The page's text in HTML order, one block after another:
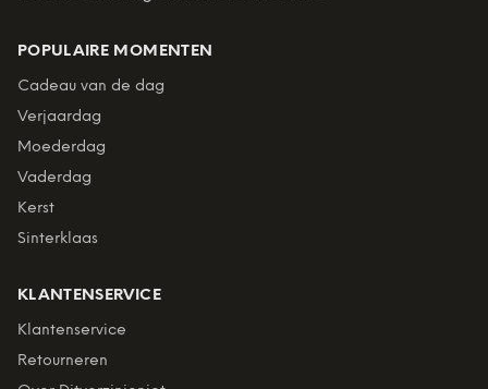
POPULAIRE MOMENTEN
Cadeau van de dag
Verjaardag
Moederdag
Vaderdag
Kerst
Sinterklaas
KLANTENSERVICE
Klantenservice
Retourneren